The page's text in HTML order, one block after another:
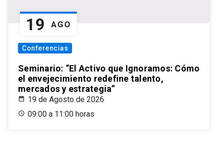
19 AGO
Conferencias
Seminario: “El Activo que Ignoramos: Cómo
el envejecimiento redefine talento,
mercados y estrategia”
19 de Agosto de 2026
09:00 a 11:00 horas